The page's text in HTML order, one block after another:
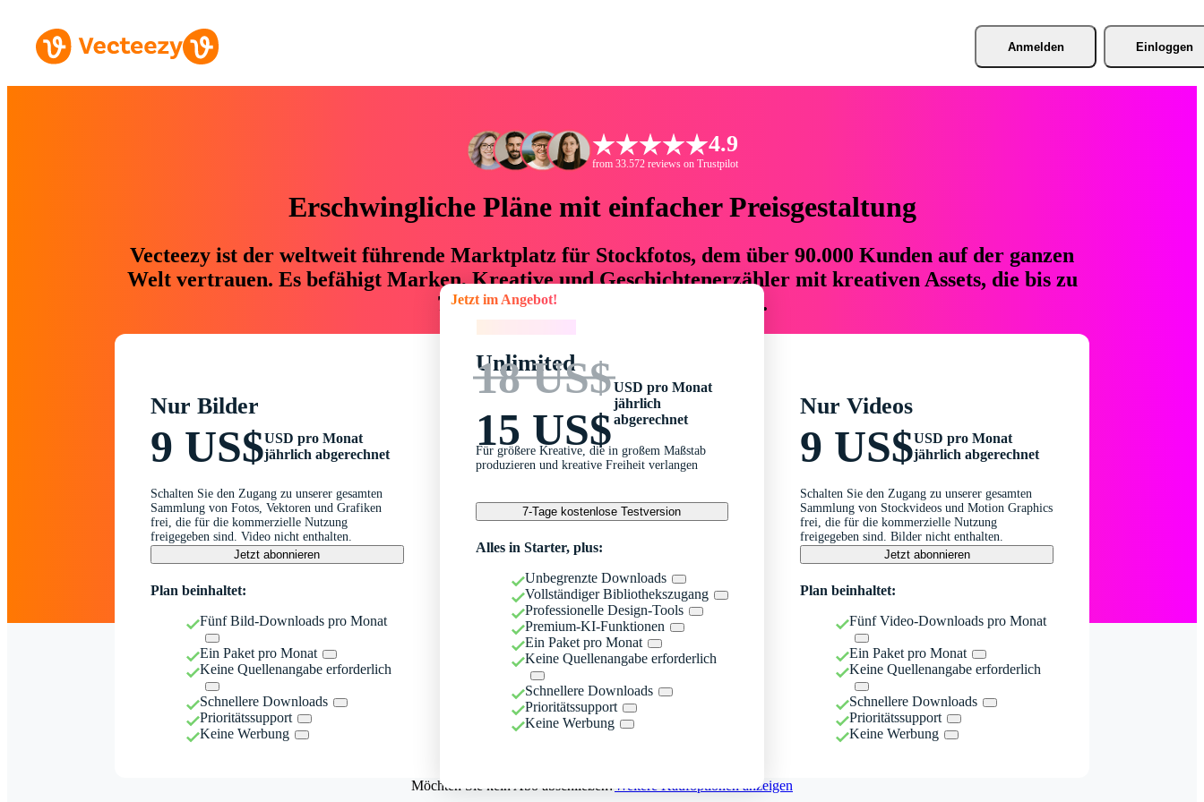
Anmelden Einloggen
4.9
from 33.572 reviews on Trustpilot
Erschwingliche Pläne mit einfacher Preisgestaltung
Vecteezy ist der weltweit führende Marktplatz für Stockfotos, dem über 90.000 Kunden auf der ganzen
Welt vertrauen. Es befähigt Marken, Kreative und Geschichtenerzähler mit kreativen Assets, die bis zu
76 % an Zeit und Budget einsparen.
Nur Bilder
9 US$USD pro Monat
jährlich abgerechnet
Schalten Sie den Zugang zu unserer gesamten
Sammlung von Fotos, Vektoren und Grafiken
frei, die für die kommerzielle Nutzung
freigegeben sind. Video nicht enthalten.
Jetzt abonnieren
Plan beinhaltet:
Fünf Bild-Downloads pro Monat
Ein Paket pro Monat
Keine Quellenangabe erforderlich
Schnellere Downloads
Prioritätssupport
Keine Werbung
Jetzt im Angebot!
Unlimited
18 US$
15 US$
USD pro Monat
jährlich
abgerechnet
Für größere Kreative, die in großem Maßstab
produzieren und kreative Freiheit verlangen
7-Tage kostenlose Testversion
Alles in Starter, plus:
Unbegrenzte Downloads
Vollständiger Bibliothekszugang
Professionelle Design-Tools
Premium-KI-Funktionen
Ein Paket pro Monat
Keine Quellenangabe erforderlich
Schnellere Downloads
Prioritätssupport
Keine Werbung
Nur Videos
9 US$USD pro Monat
jährlich abgerechnet
Schalten Sie den Zugang zu unserer gesamten
Sammlung von Stockvideos und Motion Graphics
frei, die für die kommerzielle Nutzung
freigegeben sind. Bilder nicht enthalten.
Jetzt abonnieren
Plan beinhaltet:
Fünf Video-Downloads pro Monat
Ein Paket pro Monat
Keine Quellenangabe erforderlich
Schnellere Downloads
Prioritätssupport
Keine Werbung
Möchten Sie kein Abo abschließen?Weitere Kaufoptionen anzeigen